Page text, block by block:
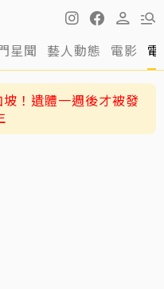
星聞 藝人動態 電影
熱議！唐綺陽砸百萬